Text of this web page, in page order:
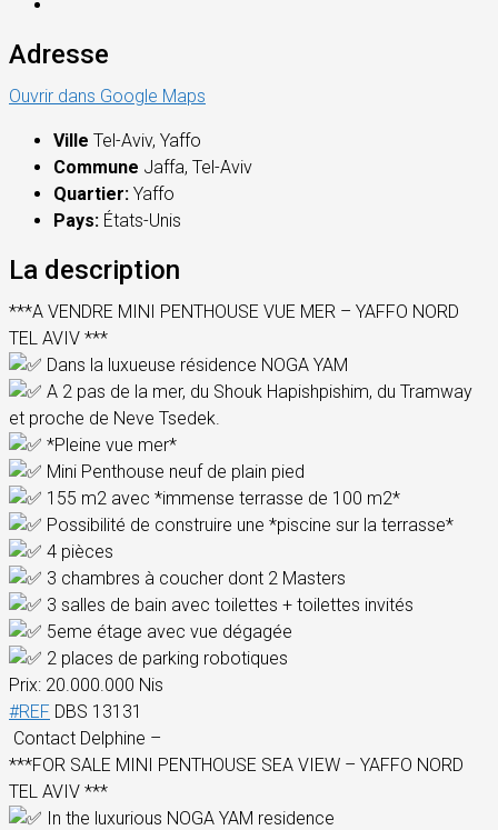
Adresse
Ouvrir dans Google Maps
Ville Tel-Aviv, Yaffo
Commune Jaffa, Tel-Aviv
Quartier: Yaffo
Pays: États-Unis
La description
***A VENDRE MINI PENTHOUSE VUE MER – YAFFO NORD
TEL AVIV ***
Dans la luxueuse résidence NOGA YAM
A 2 pas de la mer, du Shouk Hapishpishim, du Tramway
et proche de Neve Tsedek.
*Pleine vue mer*
Mini Penthouse neuf de plain pied
155 m2 avec *immense terrasse de 100 m2*
Possibilité de construire une *piscine sur la terrasse*
4 pièces
3 chambres à coucher dont 2 Masters
3 salles de bain avec toilettes + toilettes invités
5eme étage avec vue dégagée
2 places de parking robotiques
Prix: 20.000.000 Nis
#REF DBS 13131
Contact Delphine –
***FOR SALE MINI PENTHOUSE SEA VIEW – YAFFO NORD
TEL AVIV ***
In the luxurious NOGA YAM residence